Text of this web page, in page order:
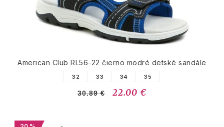
American Club RL56-22 čierno modré detské sandále
32 33 34 35
30.89 € 22.00 €